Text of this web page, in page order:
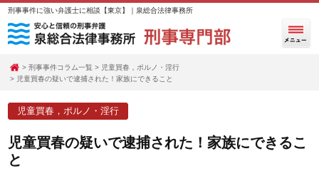
刑事事件に強い弁護士に相談【東京】｜泉総合法律事務所
刑事事件コラム一覧
児童買春，ポルノ・淫行
児童買春の疑いで逮捕された！家族にできること
児童買春，ポルノ・淫行
児童買春の疑いで逮捕された！家族にできるこ
と